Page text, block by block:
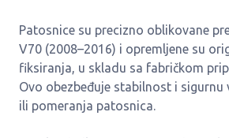
Patosnice su precizno oblikovane
V70 (2008–2016) i opremljene su
fiksiranja, u skladu sa fabričkom
Ovo obezbeđuje stabilnost i sigurnu
ili pomeranja patosnica.